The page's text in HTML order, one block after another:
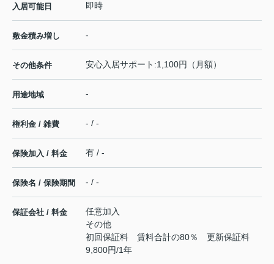
入居可能日 即時
敷金積み増し -
その他条件 安心入居サポート:1,100円（月額）
用途地域 -
権利金 / 雑費 - / -
保険加入 / 料金 有 / -
保険名 / 保険期間 - / -
保証会社 / 料金
任意加入
その他
初回保証料 賃料合計の80％ 更新保証料
9,800円/1年